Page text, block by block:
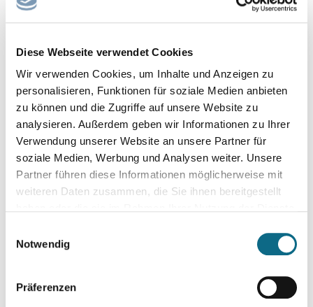
Diese Webseite verwendet Cookies
Wir verwenden Cookies, um Inhalte und Anzeigen zu
personalisieren, Funktionen für soziale Medien anbieten
zu können und die Zugriffe auf unsere Website zu
analysieren. Außerdem geben wir Informationen zu Ihrer
Verwendung unserer Website an unsere Partner für
soziale Medien, Werbung und Analysen weiter. Unsere
Partner führen diese Informationen möglicherweise mit
weiteren Daten zusammen, die Sie ihnen bereitgestellt
Notwendig
Präferenzen
Arbeitszeit: Vollzeit oder Teilzeit
Beschäftigungsart: Festanstellung
Werden Sie Teil des MEDIZINICUM und gestalten Sie
gemeinsam mit uns die medizinische Versorgung von morgen.
Facharzt Pneumologie Hamburg, Pneumologe (m/w/d),
Pneumologie Jobs Hamburg, Facharzt Lungenheilkunde,
Pneumologie Vollzeit, Pneumologie Teilzeit, Allergologie
Hamburg, Schlafmedizin Hamburg, Arztjob Hamburg, MVZ
Pneumologie, Lungenfacharzt Hamburg, Stellenangebote
Pneumologie, Karriere Pneumologie Hamburg.